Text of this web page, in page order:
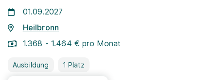
01.09.2027
Heilbronn
1.368 - 1.464 € pro Monat
Ausbildung 1 Platz